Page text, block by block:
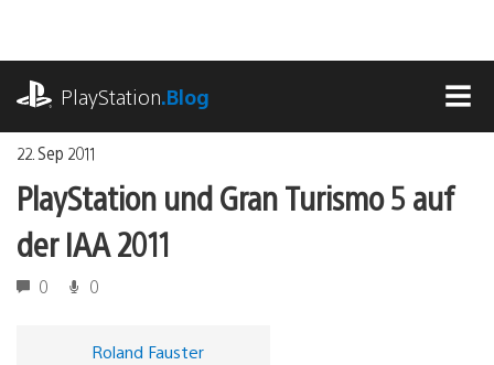
springen
PlayStation.Blog
22. Sep 2011
PlayStation und Gran Turismo 5 auf
der IAA 2011
0 0
Roland Fauster